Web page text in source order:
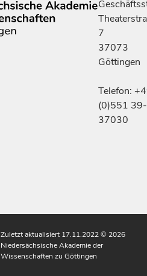
7
37073
Göttingen
Telefon:
(0)551 39-
37030
Zuletzt aktualisiert 17.11.2022© 2026
Niedersächsische Akademie der
Wissenschaften zu Göttingen